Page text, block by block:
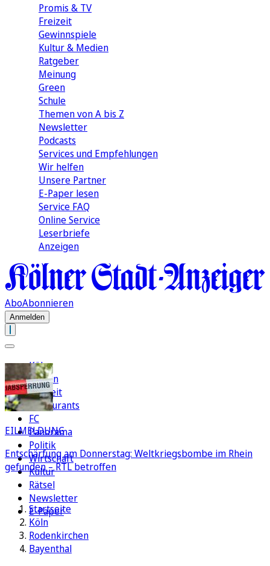
Promis & TV
Freizeit
Gewinnspiele
Kultur & Medien
Ratgeber
Meinung
Green
Schule
Themen von A bis Z
Newsletter
Podcasts
Services und Empfehlungen
Wir helfen
Unsere Partner
E-Paper lesen
Service FAQ
Online Service
Leserbriefe
Anzeigen
AboAbonnieren
Anmelden
Köln
Region
Freizeit
Restaurants
FC
Panorama
Politik
Wirtschaft
Kultur
Rätsel
Newsletter
E-Paper
EILMELDUNG
Entschärfung am Donnerstag: Weltkriegsbombe im Rhein
gefunden – RTL betroffen
Startseite
Köln
Rodenkirchen
Bayenthal